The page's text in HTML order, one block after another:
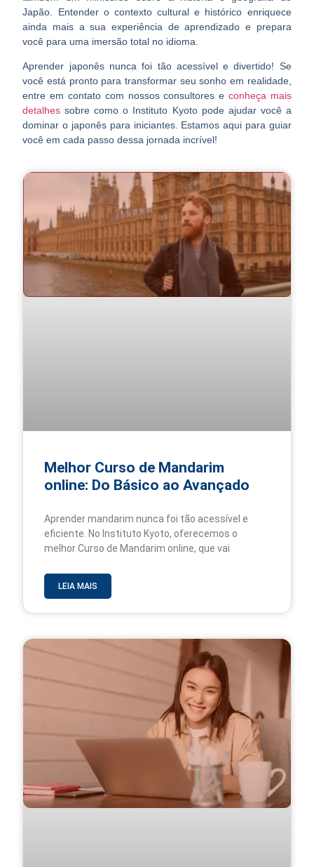
Japão. Entender o contexto cultural e histórico enriquece
ainda mais a sua experiência de aprendizado e prepara
você para uma imersão total no idioma.
Aprender japonês nunca foi tão acessível e divertido! Se
você está pronto para transformar seu sonho em realidade,
entre em contato com nossos consultores e conheça mais
detalhes sobre como o Instituto Kyoto pode ajudar você a
dominar o japonês para iniciantes. Estamos aqui para guiar
você em cada passo dessa jornada incrível!
Melhor Curso de Mandarim
online: Do Básico ao Avançado
Aprender mandarim nunca foi tão acessível e
eficiente. No Instituto Kyoto, oferecemos o
melhor Curso de Mandarim online, que vai
LEIA MAIS